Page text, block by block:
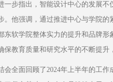
一步指出，智能设计中心的发展
。他强调，通过推进中心与学院
东软学院整体实力的提升和品牌
保教育质量和研究水平的不断提升
会全面回顾了2024年上半年的工